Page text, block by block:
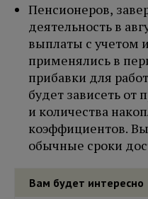
Пенсионеров,
деятельность в
выплаты с учетом
применялись в
прибавки для
будет зависеть от
и количества
коэффициентов.
обычные сроки
Вам будет интересно